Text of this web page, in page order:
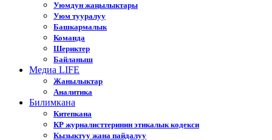
Уюмдун жаңылыктары
Уюм тууралуу
Башкармалык
Команда
Шериктер
Байланыш
Медиа LIFE
Жанылыктар
Аналитика
Билимкана
Китепкана
КР журналисттеринин этикалык кодекси
Кызыктуу жана пайдалуу